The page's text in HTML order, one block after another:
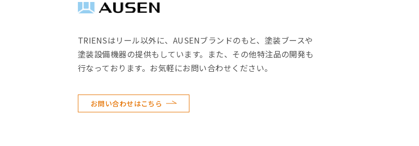
TRIENSはリール以外に、AUSENブランドのもと、塗装ブースや
塗装設備機器の提供もしています。また、その他特注品の開発も
行なっております。お気軽にお問い合わせください。
お問い合わせはこちら